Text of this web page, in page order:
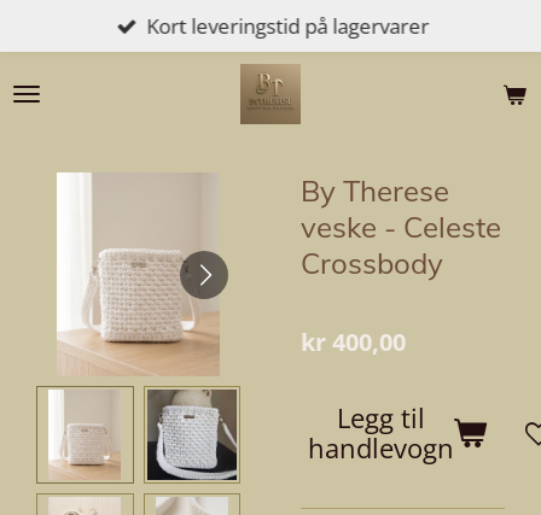
til
hovedinnhold
Kort leveringstid på lagervarer
By Therese
veske - Celeste
Crossbody
kr 400,00
Legg til
handlevogn